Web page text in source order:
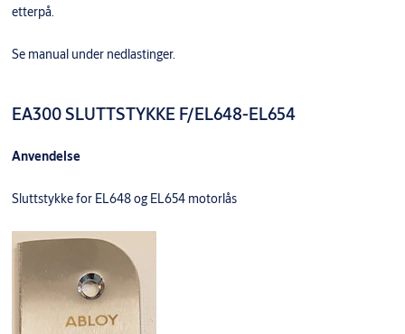
etterpå.
Se manual under nedlastinger.
EA300 SLUTTSTYKKE F/EL648-EL654
Anvendelse
Sluttstykke for EL648 og EL654 motorlås